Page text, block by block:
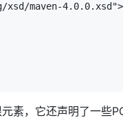
xsd/maven-4.0.0.xsd">
素，它还声明了一些